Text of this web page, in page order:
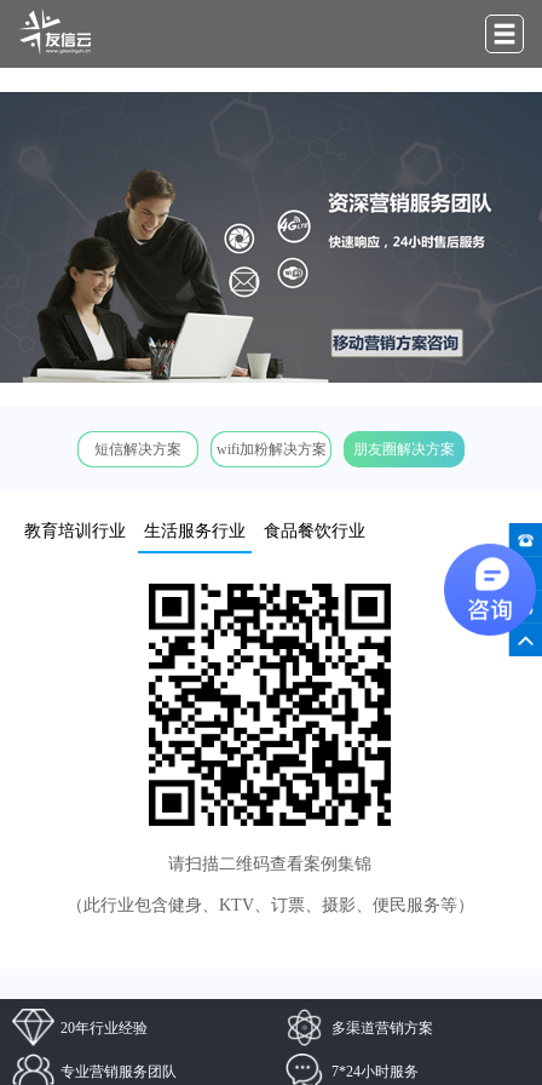
短信解决方案 wifi加粉解决方案 朋友圈解决方案
教育培训行业 生活服务行业 食品餐饮行业
请扫描二维码查看案例集锦
（此行业包含健身、KTV、订票、摄影、便民服务等）
20年行业经验 多渠道营销方案
专业营销服务团队 7*24小时服务